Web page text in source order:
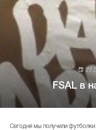
FSAL в
Сегодня мы получили